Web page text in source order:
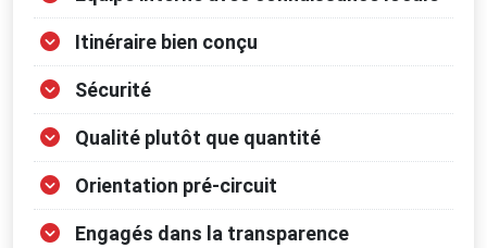
Itinéraire bien conçu
Sécurité
Qualité plutôt que quantité
Orientation pré-circuit
Engagés dans la transparence